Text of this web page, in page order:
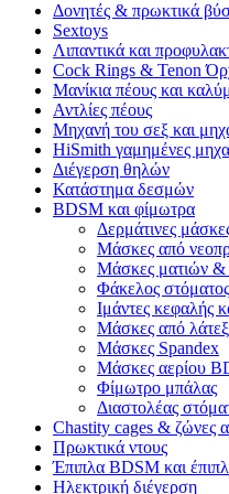
Δονητές & πρωκτικά
Sextoys
Λιπαντικά και
Cock Rings & Tenon
Μανίκια πέους και
Αντλίες πέους
Μηχανή του σεξ και
HiSmith γαμημένες
Διέγερση θηλών
Κατάστημα δεσμών
BDSM και φίμωτρα
Δερμάτινες
Μάσκες από
Μάσκες ματιών &
Φάκελος στόματος
Ιμάντες κεφαλής
Μάσκες από λάτεξ
Μάσκες Spandex
Μάσκες αερίου
Φίμωτρο μπάλας
Διαστολέας
Chastity cages & ζώνες
Πρωκτικά ντους
Έπιπλα BDSM και
Ηλεκτρική διέγερση